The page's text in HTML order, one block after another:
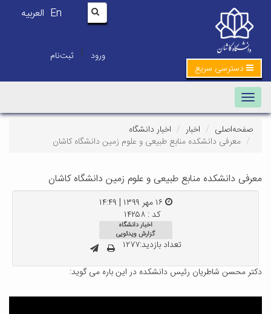
En العربیه
ورود | ثبت‌نام
دسترسی سریع
Toggle navigation
صفحه‌اصلی اخبار
اخبار دانشگاه
معرفی دانشکده منابع طبیعی و علوم زمین دانشگاه کاشان
معرفی دانشکده منابع طبیعی و علوم زمین دانشگاه کاشان
کد : ۱۴۲۵۸
اخبار دانشگاه
گزارش ویدئویی
تعداد بازدید:۱۲۷۷
دکتر محسن شاطریان رئیس دانشکده در این باره می گوید: